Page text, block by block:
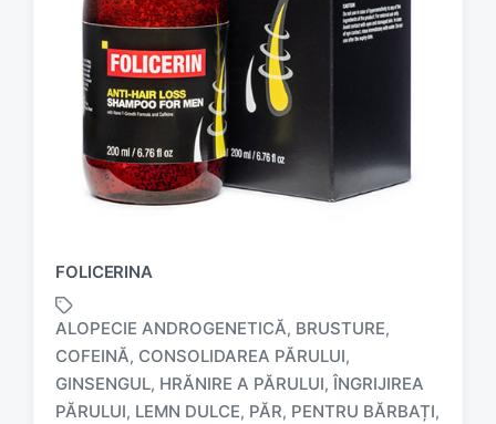
FOLICERINA
T
ALOPECIE ANDROGENETICĂ, BRUSTURE,
COFEINĂ, CONSOLIDAREA PĂRULUI,
GINSENGUL, HRĂNIRE A PĂRULUI, ÎNGRIJIREA
PĂRULUI, LEMN DULCE, PĂR, PENTRU BĂRBAȚI,